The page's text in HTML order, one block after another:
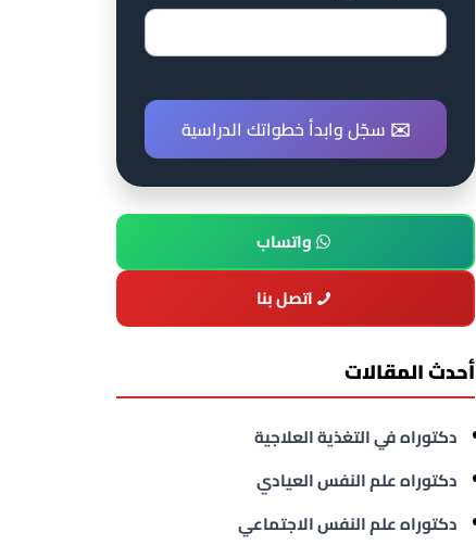
✉️ سجّل وابدأ خطواتك الدراسية
واتساب
اتصل بنا
أحدث المقالات
دكتوراه في التغذية العلاجية
دكتوراه علم النفس العيادي
دكتوراه علم النفس الاجتماعي